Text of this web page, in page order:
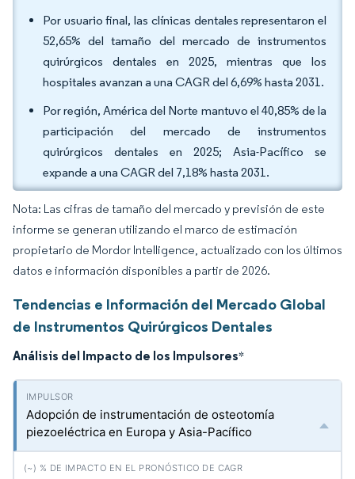
Por usuario final, las clínicas dentales representaron el
52,65% del tamaño del mercado de instrumentos
quirúrgicos dentales en 2025, mientras que los
hospitales avanzan a una CAGR del 6,69% hasta 2031.
Por región, América del Norte mantuvo el 40,85% de la
participación del mercado de instrumentos
quirúrgicos dentales en 2025; Asia-Pacífico se
expande a una CAGR del 7,18% hasta 2031.
Nota: Las cifras de tamaño del mercado y previsión de este
informe se generan utilizando el marco de estimación
propietario de Mordor Intelligence, actualizado con los últimos
datos e información disponibles a partir de 2026.
Tendencias e Información del Mercado Global
de Instrumentos Quirúrgicos Dentales
Análisis del Impacto de los Impulsores*
Adopción de instrumentación de osteotomía
piezoeléctrica en Europa y Asia-Pacífico